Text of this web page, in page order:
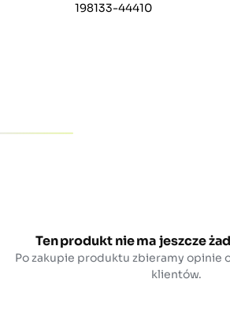
198133-44410
Ten produkt nie ma jeszcze
Po zakupie produktu zbieramy opinie
klientów.